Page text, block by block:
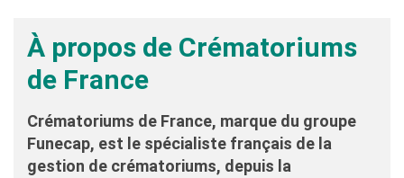
À propos de Crématoriums
de France
Crématoriums de France, marque du groupe
Funecap, est le spécialiste français de la
gestion de crématoriums, depuis la